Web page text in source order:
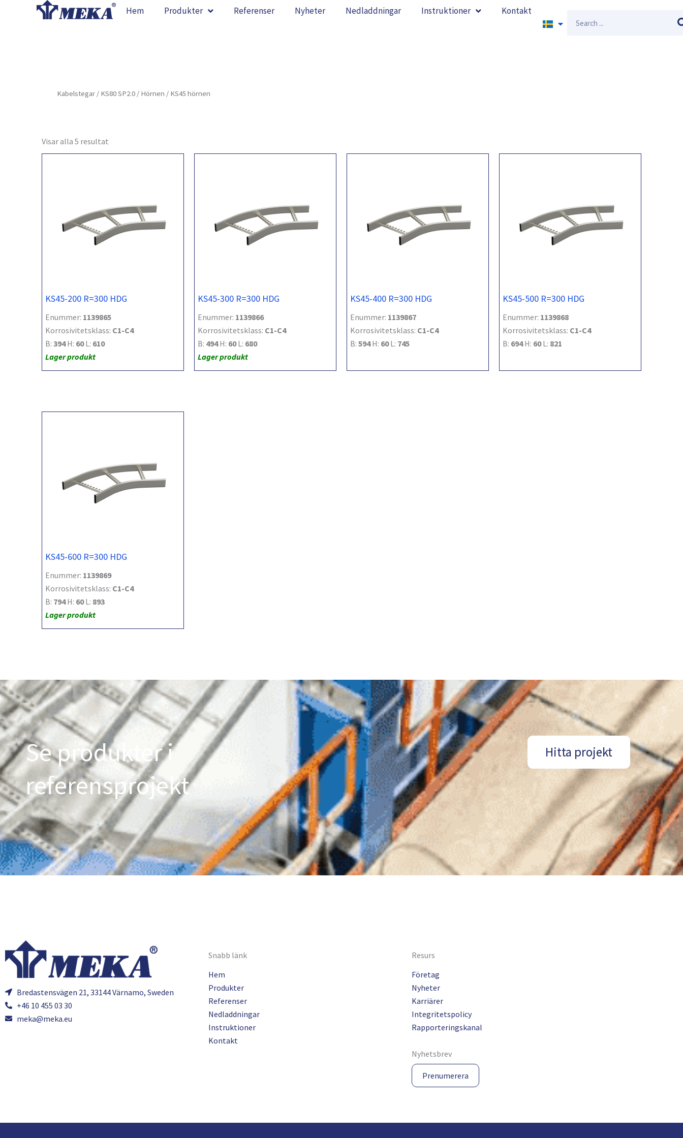
Hem Produkter Referenser Nyheter Nedladdningar Instruktioner Kontakt
Kabelstegar / KS80 SP2.0 / Hörnen / KS45 hörnen
Visar alla 5 resultat
KS45-200 R=300 HDG
Enummer: 1139865
Korrosivitetsklass: C1-C4
B: 394H: 60L: 610
Lager produkt
KS45-300 R=300 HDG
Enummer: 1139866
Korrosivitetsklass: C1-C4
B: 494H: 60L: 680
Lager produkt
KS45-400 R=300 HDG
Enummer: 1139867
Korrosivitetsklass: C1-C4
B: 594H: 60L: 745
KS45-500 R=300 HDG
Enummer: 1139868
Korrosivitetsklass: C1-C4
B: 694H: 60L: 821
KS45-600 R=300 HDG
Enummer: 1139869
Korrosivitetsklass: C1-C4
B: 794H: 60L: 893
Lager produkt
Se produkter i
referensprojekt
Hitta projekt
Bredastensvägen 21, 33144 Värnamo, Sweden
+46 10 455 03 30
meka@meka.eu
Snabb länk
Hem
Produkter
Referenser
Nedladdningar
Instruktioner
Kontakt
Resurs
Företag
Nyheter
Karriärer
Integritetspolicy
Rapporteringskanal
Nyhetsbrev
Prenumerera